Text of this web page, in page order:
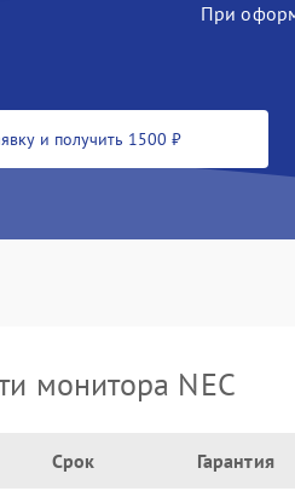
При
и получить 1500 ₽
монитора NEC
Срок Гарантия